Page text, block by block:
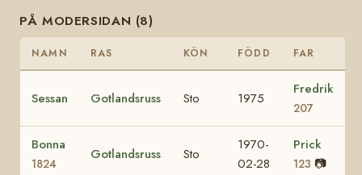
PÅ MODERSIDAN (8)
NAMN RAS KÖN FÖDD FAR
Sessan Gotlandsruss Sto 1975
Fredrik
207
Bonna
1824
Gotlandsruss Sto
1970-
02-28
Prick
123 📷